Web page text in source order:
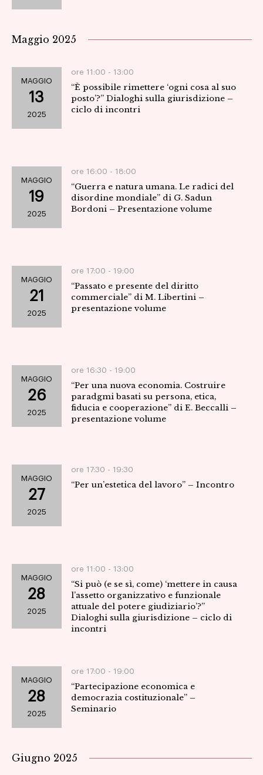
Maggio 2025
MAGGIO
13
2025
ore 11:00 - 13:00
“È possibile rimettere ‘ogni cosa al suo
posto’?” Dialoghi sulla giurisdizione –
ciclo di incontri
MAGGIO
19
2025
ore 16:00 - 18:00
“Guerra e natura umana. Le radici del
disordine mondiale” di G. Sadun
Bordoni – Presentazione volume
MAGGIO
21
2025
ore 17:00 - 19:00
“Passato e presente del diritto
commerciale” di M. Libertini –
presentazione volume
MAGGIO
26
2025
ore 16:30 - 19:00
“Per una nuova economia. Costruire
paradgmi basati su persona, etica,
fiducia e cooperazione” di E. Beccalli –
presentazione volume
MAGGIO
27
2025
ore 17:30 - 19:30
“Per un’estetica del lavoro” – Incontro
MAGGIO
28
2025
ore 11:00 - 13:00
“Si può (e se sì, come) ‘mettere in causa
l’assetto organizzativo e funzionale
attuale del potere giudiziario’?”
Dialoghi sulla giurisdizione – ciclo di
incontri
MAGGIO
28
2025
ore 17:00 - 19:00
“Partecipazione economica e
democrazia costituzionale” –
Seminario
Giugno 2025